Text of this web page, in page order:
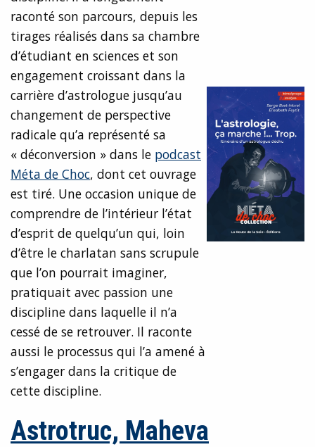
raconté son parcours, depuis les
tirages réalisés dans sa chambre
d’étudiant en sciences et son
engagement croissant dans la
carrière d’astrologue jusqu’au
changement de perspective
radicale qu’a représenté sa
« déconversion » dans le podcast
Méta de Choc, dont cet ouvrage
est tiré. Une occasion unique de
comprendre de l’intérieur l’état
d’esprit de quelqu’un qui, loin
d’être le charlatan sans scrupule
que l’on pourrait imaginer,
pratiquait avec passion une
discipline dans laquelle il n’a
cessé de se retrouver. Il raconte
aussi le processus qui l’a amené à
s’engager dans la critique de
cette discipline.
Astrotruc, Maheva